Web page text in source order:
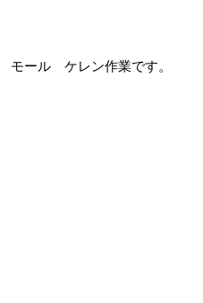
モール ケレン作業です。